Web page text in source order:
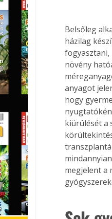
Belsőleg
házilag
fogyasztani,
növény
anyagot
hogy
kiürülését a
megjelent a